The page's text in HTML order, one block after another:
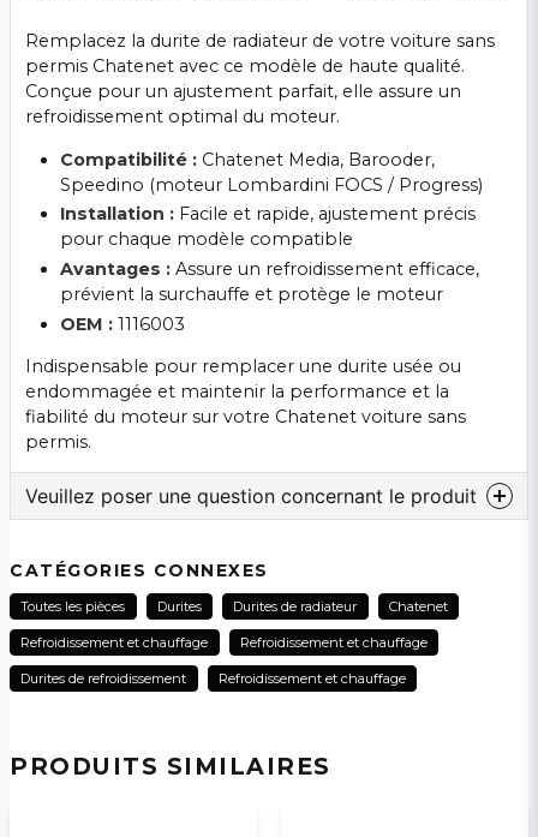
PRODUITS SIMILAIRES
Remplacez la durite de radiateur de votre voiture sans
permis Chatenet avec ce modèle de haute qualité.
Conçue pour un ajustement parfait, elle assure un
refroidissement optimal du moteur.
Compatibilité :Chatenet Media, Barooder,
Speedino (moteur Lombardini FOCS / Progress)
Installation :Facile et rapide, ajustement précis
pour chaque modèle compatible
Avantages :Assure un refroidissement efficace,
prévient la surchauffe et protège le moteur
OEM :1116003
Indispensable pour remplacer une durite usée ou
endommagée et maintenir la performance et la
fiabilité du moteur sur votre Chatenet voiture sans
permis.
Veuillez poser une question concernant le produit
Veuillez nous contacter au sujet de ce produit...
name
Nom
email
CATÉGORIES CONNEXES
Toutes les pièces Durites Durites de radiateur Chatenet
Refroidissement et chauffage Refroidissement et chauffage
Durites de refroidissement Refroidissement et chauffage